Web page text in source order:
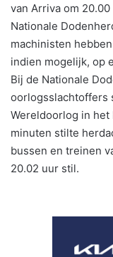
van Arriva om
Nationale
machinisten
indien mogelijk, op
Bij de Nationale
oorlogsslachtoffers
Wereldoorlog in
minuten stilte
bussen en treinen
20.02 uur stil.